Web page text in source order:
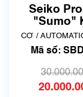
dụng, hàng
xước
Seiko
"Sumo"
CƠ /
Mã số: